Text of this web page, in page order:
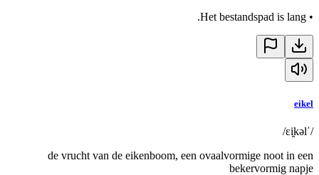
•
Het bestandspad is lang.
eikel
/ˈɛi̯kəl/
de vrucht van de eikenboom, een ovaalvormige noot in een
bekervormig napje